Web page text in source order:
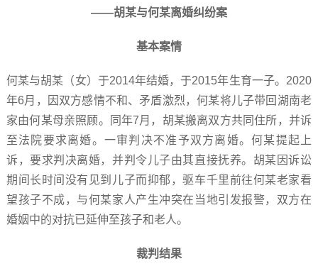
——胡某与何某离婚纠纷案
基本案情
何某与胡某（女）于2014年结婚，于2015年生育一子。2020
年6月，因双方感情不和、矛盾激烈，何某将儿子带回湖南老
家由何某母亲照顾。同年7月，胡某搬离双方共同住所，并诉
至法院要求离婚。一审判决不准予双方离婚。何某提起上
诉，要求判决离婚，并判令儿子由其直接抚养。胡某因诉讼
期间长时间没有见到儿子而抑郁，驱车千里前往何某老家看
望孩子不成，与何某家人产生冲突在当地引发报警，双方在
婚姻中的对抗已延伸至孩子和老人。
裁判结果